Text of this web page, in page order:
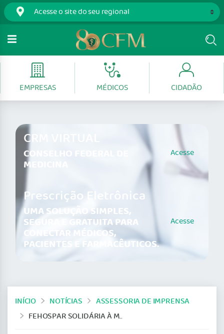
EMPRESAS MÉDICOS CIDADÃO
CRM VIRTUAL
CONSELHO FEDERAL DE
MEDICINA
Acesse
Prescrição Eletrônica
UMA SOLUÇÃO SIMPLES,
SEGURA E GRATUITA PARA
CONECTAR MÉDICOS,
PACIENTES E FARMACÊUTICOS.
Acesse
INÍCIO NOTÍCIAS
ASSESSORIA DE IMPRENSA
FEHOSPAR SOLIDÁRIA À MOBILIZAÇÃO DOS MÉDICOS